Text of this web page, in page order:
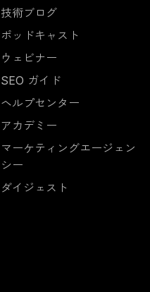
技術ブログ
ポッドキャスト
ウェビナー
SEO ガイド
ヘルプセンター
アカデミー
マーケティングエージェン
シー
ダイジェスト